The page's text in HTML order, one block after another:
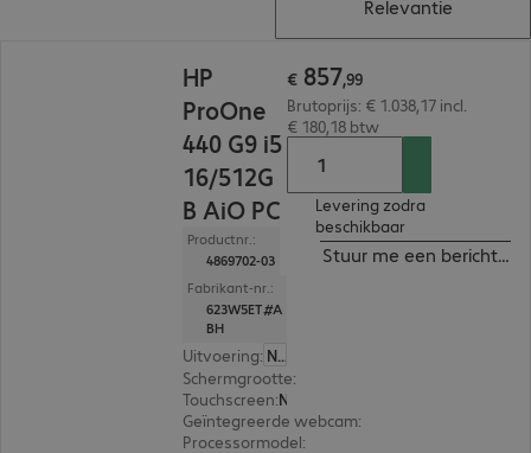
Relevantie
HP
ProOne
440 G9 i5
16/512G
B AiO PC
Productnr.:
4869702-03
Fabrikant-nr.:
623W5ET#A
BH
Uitvoering:
Nederland
Schermgrootte:
Touchscreen:
Geïntegreerde webcam:
Processormodel:
€ 857,99
Brutoprijs: € 1.038,17 incl.
€ 180,18 btw
Levering zodra
beschikbaar
Stuur me een bericht